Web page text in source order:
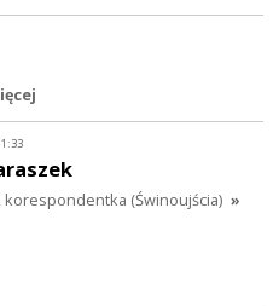
korespondentka (Świnoujścia) »